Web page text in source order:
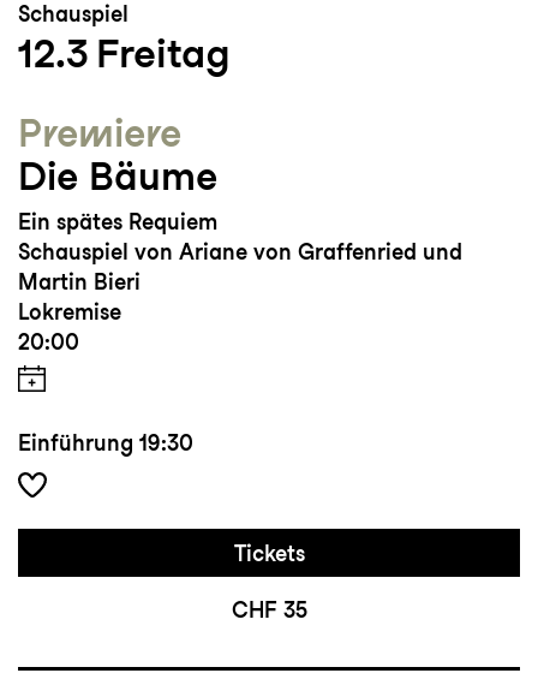
Schauspiel
12.3 Freitag
Premiere
Die Bäume
Ein spätes Requiem
Schauspiel von Ariane von Graffenried und
Martin Bieri
Lokremise
20:00
Einführung 19:30
Tickets
CHF 35